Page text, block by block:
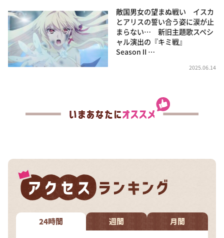
敵国男女の望まぬ戦い イスカ
とアリスの誓い合う姿に涙が止
まらない… 新旧主題歌スペシ
ャル演出の『キミ戦』
SeasonⅡ…
2025.06.14
24時間 週間 月間